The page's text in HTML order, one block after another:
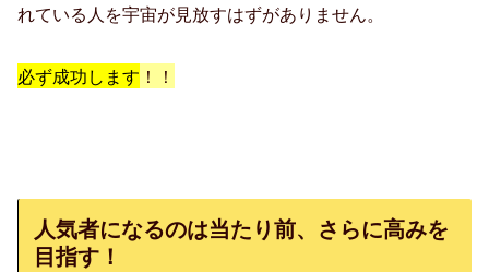
れている人を宇宙が見放すはずがありません。
必ず成功します ！！
人気者になるのは当たり前、さらに高みを
目指す！